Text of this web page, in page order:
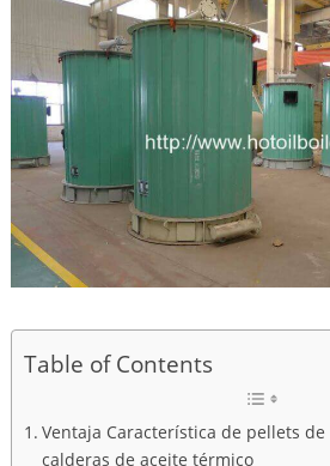
Table of Contents
Ventaja Característica de pellets
calderas de aceite térmico